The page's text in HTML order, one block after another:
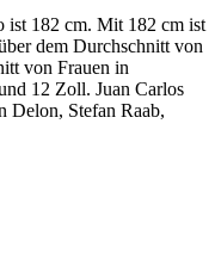
ist 182 cm. Mit 182 cm ist
dem Durchschnitt von
von Frauen in
12 Zoll. Juan Carlos
Delon, Stefan Raab,